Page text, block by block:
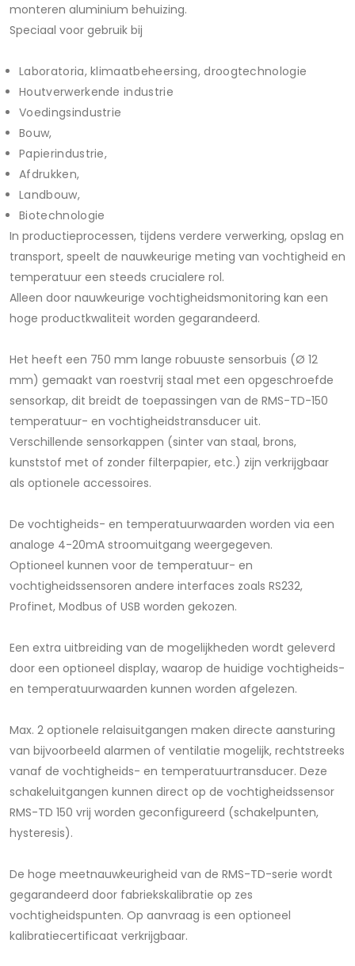
monteren aluminium behuizing.
Speciaal voor gebruik bij
Laboratoria, klimaatbeheersing, droogtechnologie
Houtverwerkende industrie
Voedingsindustrie
Bouw,
Papierindustrie,
Afdrukken,
Landbouw,
Biotechnologie
In productieprocessen, tijdens verdere verwerking, opslag en
transport, speelt de nauwkeurige meting van vochtigheid en
temperatuur een steeds crucialere rol.
Alleen door nauwkeurige vochtigheidsmonitoring kan een
hoge productkwaliteit worden gegarandeerd.
Het heeft een 750 mm lange robuuste sensorbuis (Ø 12
mm) gemaakt van roestvrij staal met een opgeschroefde
sensorkap, dit breidt de toepassingen van de RMS-TD-150
temperatuur- en vochtigheidstransducer uit.
Verschillende sensorkappen (sinter van staal, brons,
kunststof met of zonder filterpapier, etc.) zijn verkrijgbaar
als optionele accessoires.
De vochtigheids- en temperatuurwaarden worden via een
analoge 4-20mA stroomuitgang weergegeven.
Optioneel kunnen voor de temperatuur- en
vochtigheidssensoren andere interfaces zoals RS232,
Profinet, Modbus of USB worden gekozen.
Een extra uitbreiding van de mogelijkheden wordt geleverd
door een optioneel display, waarop de huidige vochtigheids-
en temperatuurwaarden kunnen worden afgelezen.
Max. 2 optionele relaisuitgangen maken directe aansturing
van bijvoorbeeld alarmen of ventilatie mogelijk, rechtstreeks
vanaf de vochtigheids- en temperatuurtransducer. Deze
schakeluitgangen kunnen direct op de vochtigheidssensor
RMS-TD 150 vrij worden geconfigureerd (schakelpunten,
hysteresis).
De hoge meetnauwkeurigheid van de RMS-TD-serie wordt
gegarandeerd door fabriekskalibratie op zes
vochtigheidspunten. Op aanvraag is een optioneel
kalibratiecertificaat verkrijgbaar.